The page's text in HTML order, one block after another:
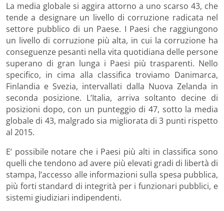
La media globale si aggira attorno a uno scarso 43, che
tende a designare un livello di corruzione radicata nel
settore pubblico di un Paese. I Paesi che raggiungono
un livello di corruzione più alta, in cui la corruzione ha
conseguenze pesanti nella vita quotidiana delle persone
superano di gran lunga i Paesi più trasparenti. Nello
specifico, in cima alla classifica troviamo Danimarca,
Finlandia e Svezia, intervallati dalla Nuova Zelanda in
seconda posizione. L’Italia, arriva soltanto decine di
posizioni dopo, con un punteggio di 47, sotto la media
globale di 43, malgrado sia migliorata di 3 punti rispetto
al 2015.
E’ possibile notare che i Paesi più alti in classifica sono
quelli che tendono ad avere più elevati gradi di libertà di
stampa, l’accesso alle informazioni sulla spesa pubblica,
più forti standard di integrità per i funzionari pubblici, e
sistemi giudiziari indipendenti.